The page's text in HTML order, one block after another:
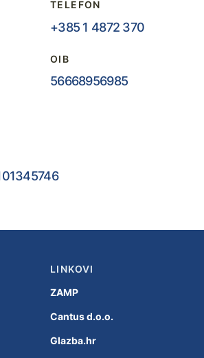
TELEFON
+385 1 4872 370
OIB
56668956985
LINKOVI
ZAMP
Cantus d.o.o.
Glazba.hr